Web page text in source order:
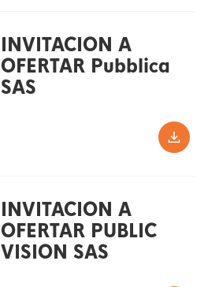
INVITACION A
OFERTAR Pubblica
SAS
INVITACION A
OFERTAR PUBLIC
VISION SAS